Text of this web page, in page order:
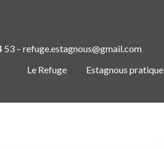
– refuge.estagnous@gmail.com
Le Refuge
Estagnous pratique